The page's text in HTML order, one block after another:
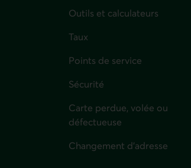
Outils et calculateurs
Taux
Points de service
Sécurité
Carte perdue, volée ou
défectueuse
Changement d'adresse